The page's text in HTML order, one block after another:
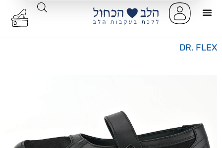
DR. FLEX